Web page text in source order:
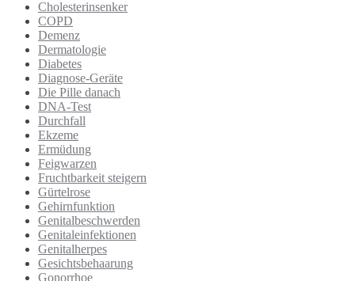
Cholesterinsenker
COPD
Demenz
Dermatologie
Diabetes
Diagnose-Geräte
Die Pille danach
DNA-Test
Durchfall
Ekzeme
Ermüdung
Feigwarzen
Fruchtbarkeit steigern
Gürtelrose
Gehirnfunktion
Genitalbeschwerden
Genitaleinfektionen
Genitalherpes
Gesichtsbehaarung
Gonorrhoe